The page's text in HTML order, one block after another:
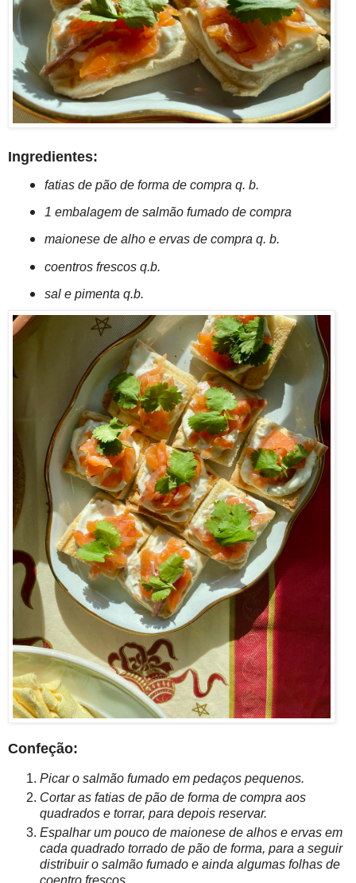
Ingredientes:
fatias de pão de forma de compra q. b.
1 embalagem de salmão fumado de compra
maionese de alho e ervas de compra q. b.
coentros frescos q.b.
sal e pimenta q.b.
Confeção:
Picar o salmão fumado em pedaços pequenos.
Cortar as fatias de pão de forma de compra aos
quadrados e torrar, para depois reservar.
Espalhar um pouco de maionese de alhos e ervas em
cada quadrado torrado de pão de forma, para a seguir
distribuir o salmão fumado e ainda algumas folhas de